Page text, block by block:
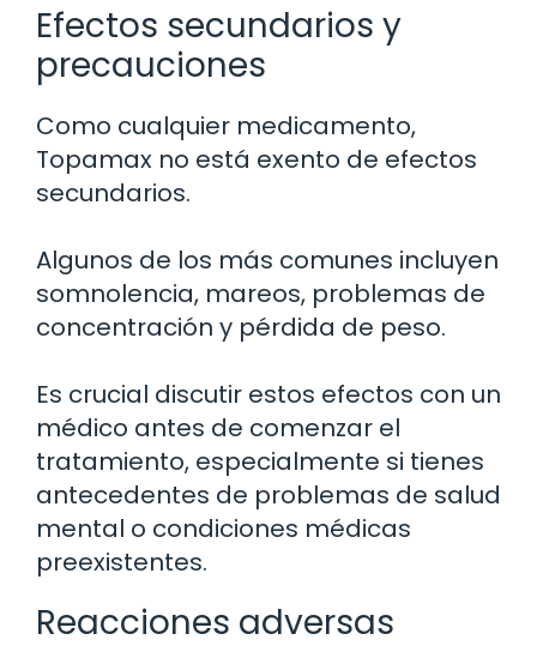
Efectos secundarios y
precauciones
Como cualquier medicamento,
Topamax no está exento de efectos
secundarios.
Algunos de los más comunes incluyen
somnolencia, mareos, problemas de
concentración y pérdida de peso.
Es crucial discutir estos efectos con un
médico antes de comenzar el
tratamiento, especialmente si tienes
antecedentes de problemas de salud
mental o condiciones médicas
preexistentes.
Reacciones adversas